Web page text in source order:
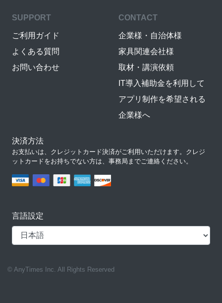
SUPPORT
ご利用ガイド
よくある質問
お問い合わせ
CONTACT
企業様・自治体様
家具関連会社様
取材・講演依頼
IT導入補助金を利用して
アプリ制作を希望される
企業様へ
決済方法
お支払いは、クレジットカード決済がご利用いただけます。クレジ
ットカードをお持ちでない方は、事務局までご連絡ください。
言語設定
© AnyTimes Inc. All Rights Reserved